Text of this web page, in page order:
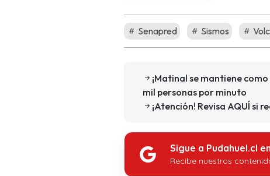
Senapred Sismos
¡Matinal se mantiene
mil personas por minuto
¡Atención! Revisa AQUÍ si
Sigue a Pudahuel.cl
Recibe nuestros